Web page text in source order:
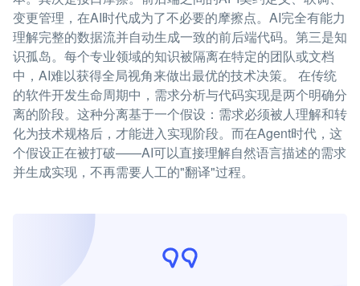
变更管理，在AI时代成为了不必要的摩擦点。AI完全有能力
理解完整的数据流并自动生成一致的前后端代码。第三是知
识孤岛。每个专业领域的知识被隔离在特定的团队或文档
中，AI难以获得全局视角来做出最优的技术决策。 在传统
的软件开发生命周期中，需求分析与代码实现是两个明确分
离的阶段。这种分离基于一个假设：需求必须被人理解和转
化为技术规格后，才能进入实现阶段。而在Agent时代，这
个假设正在被打破——AI可以直接理解自然语言描述的需求
并生成实现，不再需要人工的"翻译"过程。